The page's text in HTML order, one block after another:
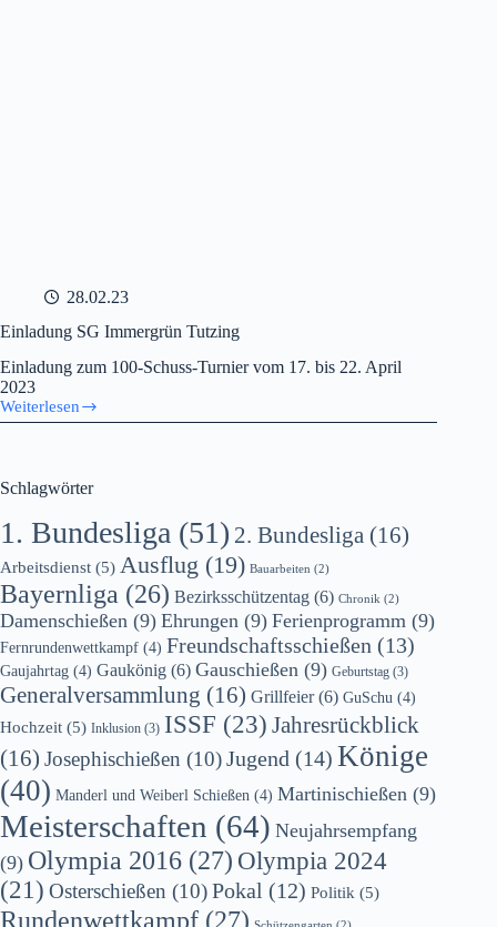
28.02.23
Einladung SG Immergrün Tutzing
Einladung zum 100-Schuss-Turnier vom 17. bis 22. April
2023
Weiterlesen
Einladung
Schlagwörter
1. Bundesliga (51) 2. Bundesliga (16)
Arbeitsdienst (5) Ausflug (19) Bauarbeiten (2)
Bayernliga (26) Bezirksschützentag (6) Chronik (2)
Damenschießen (9) Ehrungen (9) Ferienprogramm (9)
Fernrundenwettkampf (4) Freundschaftsschießen (13)
Gaujahrtag (4) Gaukönig (6) Gauschießen (9) Geburtstag (3)
Generalversammlung (16) Grillfeier(6) GuSchu (4)
Hochzeit (5) Inklusion (3) ISSF (23) Jahresrückblick
(16) Josephischießen (10)Jugend (14) Könige
(40) Manderl und Weiberl Schießen (4) Martinischießen (9)
Meisterschaften (64) Neujahrsempfang
(9) Olympia 2016 (27) Olympia 2024
(21) Osterschießen (10)Pokal (12) Politik (5)
Rundenwettkampf (27)